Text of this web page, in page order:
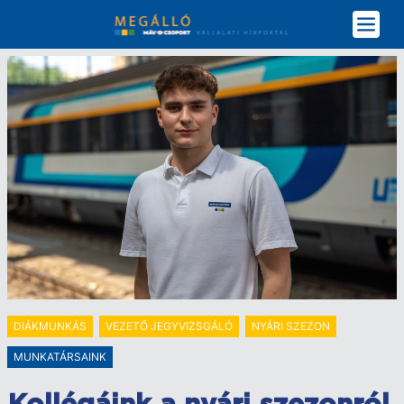
tartalomra
DIÁKMUNKÁS VEZETŐ JEGYVIZSGÁLÓ NYÁRI SZEZON
MUNKATÁRSAINK